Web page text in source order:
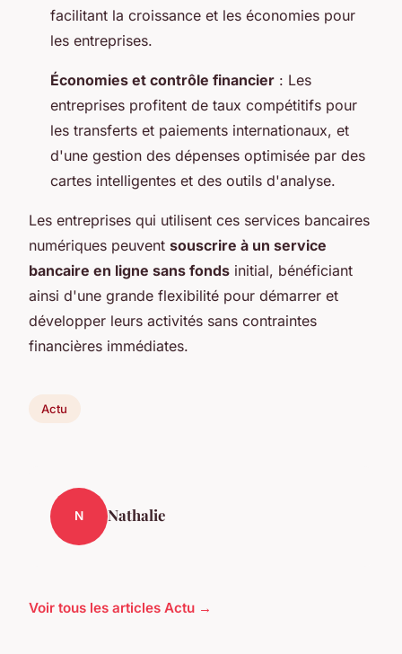
facilitant la croissance et les économies pour
les entreprises.
Économies et contrôle financier : Les
entreprises profitent de taux compétitifs pour
les transferts et paiements internationaux, et
d'une gestion des dépenses optimisée par des
cartes intelligentes et des outils d'analyse.
Les entreprises qui utilisent ces services bancaires
numériques peuvent souscrire à un service
bancaire en ligne sans fonds initial, bénéficiant
ainsi d'une grande flexibilité pour démarrer et
développer leurs activités sans contraintes
financières immédiates.
Actu
N Nathalie
Voir tous les articles Actu →